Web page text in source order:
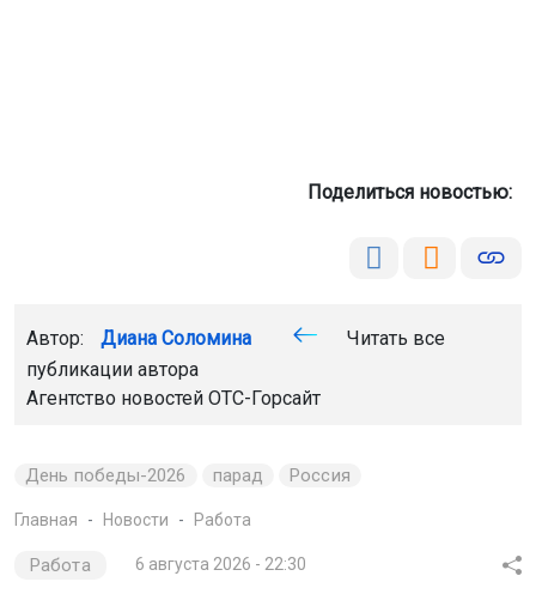
Поделиться новостью:
Автор: Диана Соломина
Читать все
публикации автора
Агентство новостей ОТС-Горсайт
День победы-2026 парад Россия
Главная Новости Работа
Работа 6 августа 2026 - 22:30